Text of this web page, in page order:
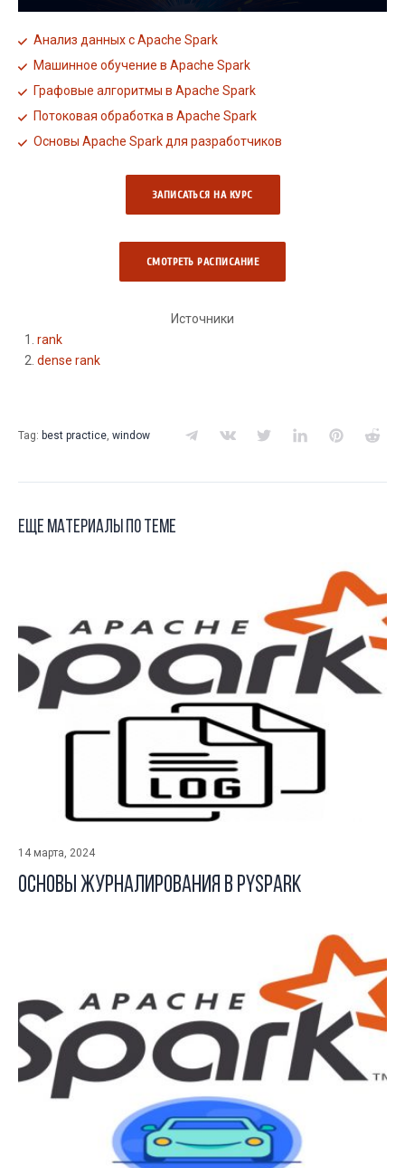
Анализ данных с Apache Spark
Машинное обучение в Apache Spark
Графовые алгоритмы в Apache Spark
Потоковая обработка в Apache Spark
Основы Apache Spark для разработчиков
ЗАПИСАТЬСЯ НА КУРС
СМОТРЕТЬ РАCПИСАНИЕ
Источники
rank
dense rank
Tag: best practice, window
Еще материалы по теме
14 марта, 2024
Основы журналирования в Pyspark